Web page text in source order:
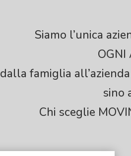
Siamo l’unica
OGNI
dalla famiglia
sino
Chi sceglie